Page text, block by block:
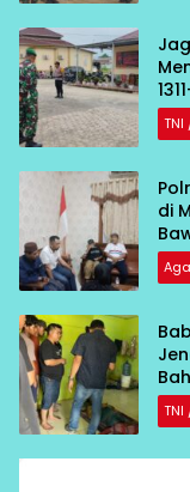
TNI
di
TNI